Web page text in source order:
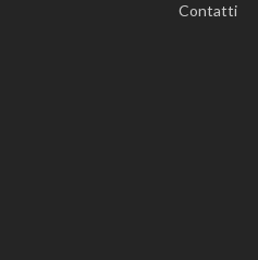
Contatti